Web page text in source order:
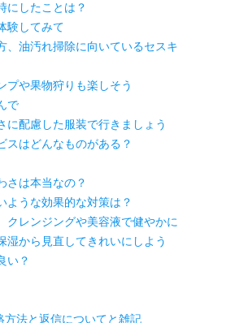
にしたことは？
験してみて
、油汚れ掃除に向いているセスキ
プや果物狩りも楽しそう
で
に配慮した服装で行きましょう
スはどんなものがある？
さは本当なの？
ような効果的な対策は？
クレンジングや美容液で健やかに
湿から見直してきれいにしよう
い？
方法と返信についてと雑記